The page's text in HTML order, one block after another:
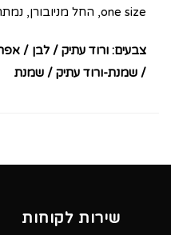
one size, החל מניובורן, נמתח
צבעים: ורוד עתיק / לבן /
/ שמנת-ורוד עתיק / שמנת
שירות לקוחות